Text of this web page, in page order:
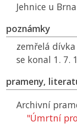
Jehnice u
poznámky
zemřelá
se konal 1. 7.
prameny,
Archivní
"Úmrtní